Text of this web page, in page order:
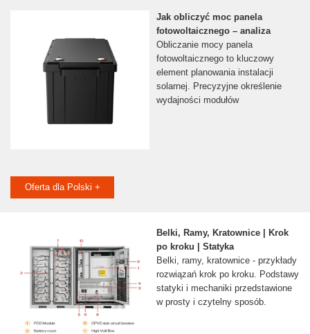
Jak obliczyć moc panela
fotowoltaicznego – analiza
Obliczanie mocy panela
fotowoltaicznego to kluczowy
element planowania instalacji
solarnej. Precyzyjne określenie
wydajności modułów
Oferta dla Polski +
Belki, Ramy, Kratownice | Krok
po kroku | Statyka
Belki, ramy, kratownice - przykłady
rozwiązań krok po kroku. Podstawy
statyki i mechaniki przedstawione
w prosty i czytelny sposób.